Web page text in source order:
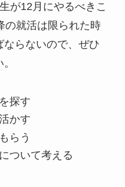
が12月にやるべきこ
の就活は限られた時
ならないので、ぜひ
探す
かす
らう
ついて考える